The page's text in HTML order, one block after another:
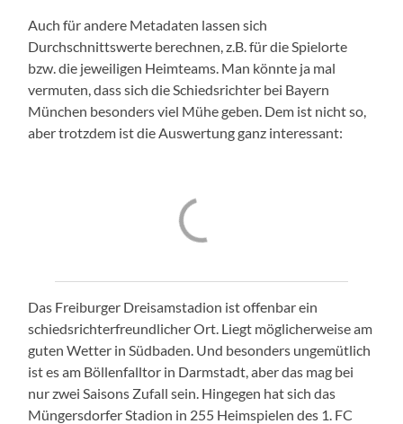
Auch für andere Metadaten lassen sich
Durchschnittswerte berechnen, z.B. für die Spielorte
bzw. die jeweiligen Heimteams. Man könnte ja mal
vermuten, dass sich die Schiedsrichter bei Bayern
München besonders viel Mühe geben. Dem ist nicht so,
aber trotzdem ist die Auswertung ganz interessant:
Das Freiburger Dreisamstadion ist offenbar ein
schiedsrichterfreundlicher Ort. Liegt möglicherweise am
guten Wetter in Südbaden. Und besonders ungemütlich
ist es am Böllenfalltor in Darmstadt, aber das mag bei
nur zwei Saisons Zufall sein. Hingegen hat sich das
Müngersdorfer Stadion in 255 Heimspielen des 1. FC